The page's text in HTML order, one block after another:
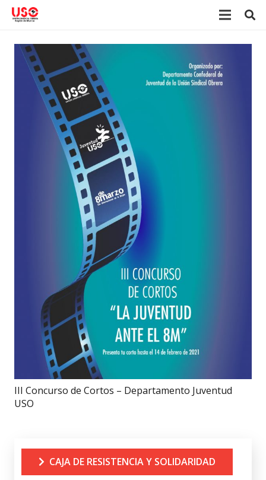
III Concurso de Cortos – Departamento Juventud
USO
CAJA DE RESISTENCIA Y SOLIDARIDAD